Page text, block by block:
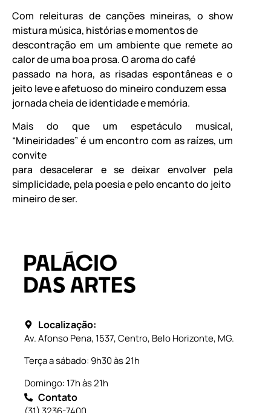
Com releituras de canções mineiras, o show
mistura música, histórias e momentos de
descontração em um ambiente que remete ao
calor de uma boa prosa. O aroma do café
passado na hora, as risadas espontâneas e o
jeito leve e afetuoso do mineiro conduzem essa
jornada cheia de identidade e memória.
Mais do que um espetáculo musical,
“Mineiridades” é um encontro com as raízes, um
convite
para desacelerar e se deixar envolver pela
simplicidade, pela poesia e pelo encanto do jeito
mineiro de ser.
Localização:
Av. Afonso Pena, 1537, Centro, Belo Horizonte, MG.
Terça a sábado: 9h30 às 21h
Domingo: 17h às 21h
Contato